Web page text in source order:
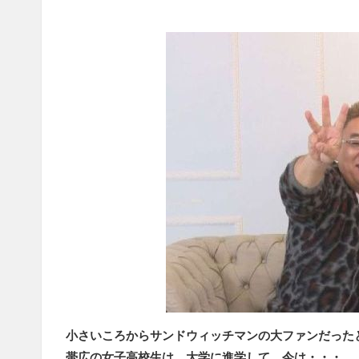
小さいころからサンドウィッチマンの大ファンだった